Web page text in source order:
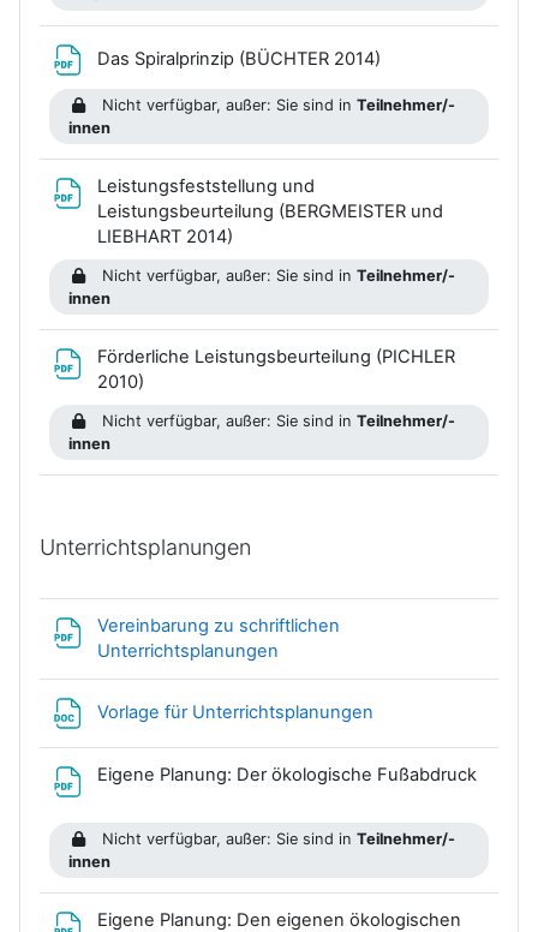
Das Spiralprinzip (BÜCHTER 2014)
Nicht verfügbar, außer: Sie sind inTeilnehmer/-
innen
Leistungsfeststellung und
Leistungsbeurteilung (BERGMEISTER und
LIEBHART 2014)
Nicht verfügbar, außer: Sie sind inTeilnehmer/-
innen
Förderliche Leistungsbeurteilung (PICHLER
2010)
Nicht verfügbar, außer: Sie sind inTeilnehmer/-
innen
Unterrichtsplanungen
Vereinbarung zu schriftlichen
Unterrichtsplanungen
Vorlage für Unterrichtsplanungen
Eigene Planung: Der ökologische Fußabdruck
Nicht verfügbar, außer: Sie sind inTeilnehmer/-
innen
Eigene Planung: Den eigenen ökologischen